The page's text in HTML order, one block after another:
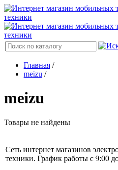
Главная /
meizu /
meizu
Товары не найдены
Сеть интернет магазинов
техники. График работы с 9:00